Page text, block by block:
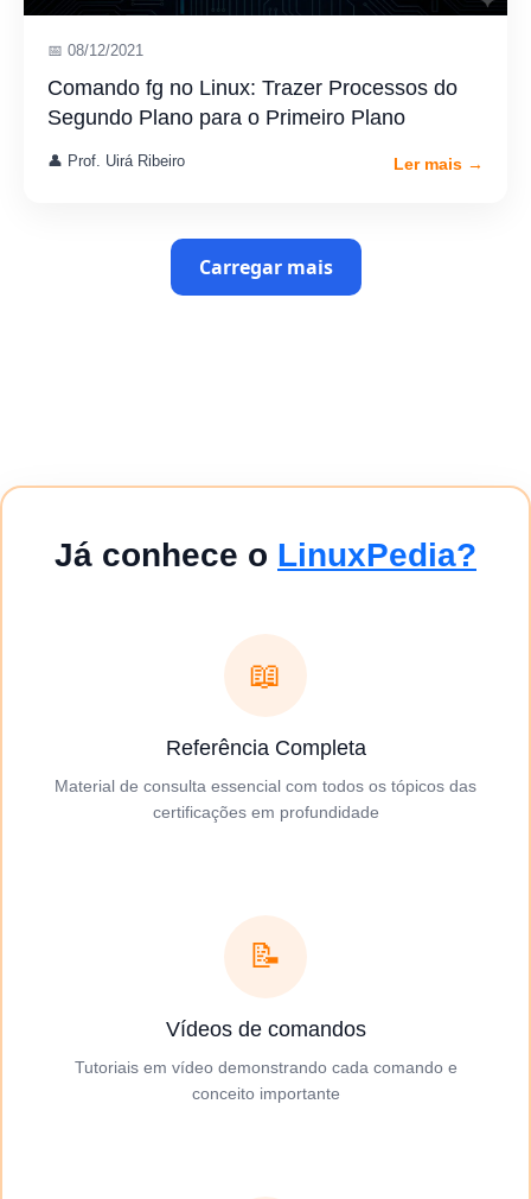
📅 08/12/2021
Comando fg no Linux: Trazer Processos do
Segundo Plano para o Primeiro Plano
👤 Prof. Uirá Ribeiro Ler mais →
Carregar mais
Já conhece o LinuxPedia?
📖
Referência Completa
Material de consulta essencial com todos os tópicos das
certificações em profundidade
📝
Vídeos de comandos
Tutoriais em vídeo demonstrando cada comando e
conceito importante